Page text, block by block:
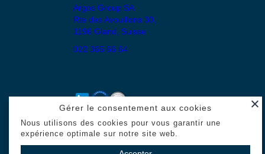
Argos Group SA
Rte des Avouillons 30,
1196 Gland, Suisse
022 365 66 64
Mentions légales
Politique de confidentialité
Gérer le consentement aux cookies
Nous utilisons des cookies pour vous garantir une
expérience optimale sur notre site web.